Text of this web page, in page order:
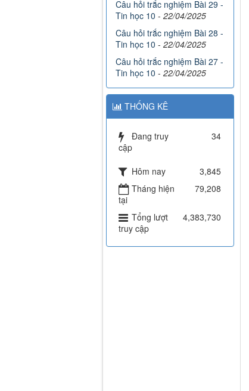
Câu hỏi trắc nghiệm Bài 29 -
Tin học 10 - 22/04/2025
Câu hỏi trắc nghiệm Bài 28 -
Tin học 10 - 22/04/2025
Câu hỏi trắc nghiệm Bài 27 -
Tin học 10 - 22/04/2025
THỐNG KÊ
Đang truy
cập
34
Hôm nay
3,845
Tháng hiện
tại
79,208
Tổng lượt
truy cập
4,383,730